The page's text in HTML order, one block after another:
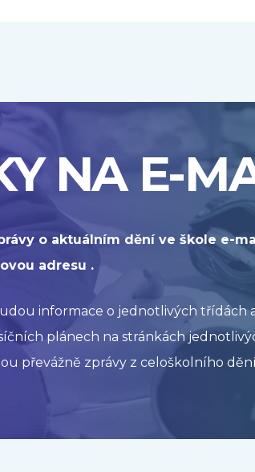
NA E-
o aktuálním dění ve škole e-
adresu .
informace o jednotlivých třídách
plánech na stránkách
převážně zprávy z celoškolního